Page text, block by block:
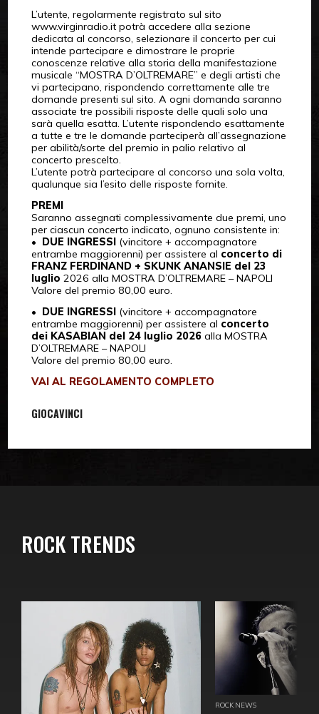
L’utente, regolarmente registrato sul sito
www.virginradio.it potrà accedere alla sezione
dedicata al concorso, selezionare il concerto per cui
intende partecipare e dimostrare le proprie
conoscenze relative alla storia della manifestazione
musicale “MOSTRA D’OLTREMARE” e degli artisti che
vi partecipano, rispondendo correttamente alle tre
domande presenti sul sito. A ogni domanda saranno
associate tre possibili risposte delle quali solo una
sarà quella esatta. L’utente rispondendo esattamente
a tutte e tre le domande parteciperà all’assegnazione
per abilità/sorte del premio in palio relativo al
concerto prescelto.
L’utente potrà partecipare al concorso una sola volta,
qualunque sia l’esito delle risposte fornite.
PREMI
Saranno assegnati complessivamente due premi, uno
per ciascun concerto indicato, ognuno consistente in:
• DUE INGRESSI(vincitore + accompagnatore
entrambe maggiorenni) per assistere al concerto di
FRANZ FERDINAND + SKUNK ANANSIE del 23
luglio 2026 alla MOSTRA D’OLTREMARE – NAPOLI
Valore del premio 80,00 euro.
• DUE INGRESSI(vincitore + accompagnatore
entrambe maggiorenni) per assistere al concerto
dei KASABIAN del 24 luglio 2026alla MOSTRA
D’OLTREMARE – NAPOLI
Valore del premio 80,00 euro.
VAI AL REGOLAMENTO COMPLETO
GIOCAVINCI
ROCK TRENDS
ROCK NEWS